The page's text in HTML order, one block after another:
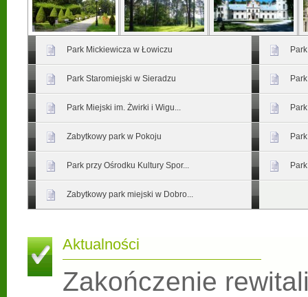
Park Mickiewicza w Łowiczu
Park Staromiejski w Sieradzu
Park Miejski im. Żwirki i Wigu...
Zabytkowy park w Pokoju
Park przy Ośrodku Kultury Spor...
Zabytkowy park miejski w Dobro...
Aktualności
Zakończenie